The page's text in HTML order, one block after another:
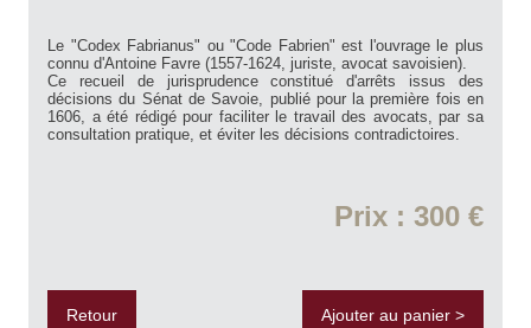
Le "Codex Fabrianus" ou "Code Fabrien" est l'ouvrage le plus
connu d'Antoine Favre (1557-1624, juriste, avocat savoisien).
Ce recueil de jurisprudence constitué d'arrêts issus des
décisions du Sénat de Savoie, publié pour la première fois en
1606, a été rédigé pour faciliter le travail des avocats, par sa
consultation pratique, et éviter les décisions contradictoires.
Prix : 300 €
Retour Ajouter au panier >